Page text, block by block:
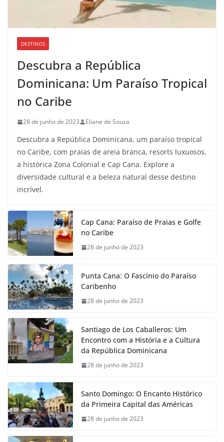
DESTINOS
Descubra a República
Dominicana: Um Paraíso Tropical
no Caribe
28 de junho de 2023 Eliane de Souza
Descubra a República Dominicana, um paraíso tropical
no Caribe, com praias de areia branca, resorts luxuosos,
a histórica Zona Colonial e Cap Cana. Explore a
diversidade cultural e a beleza natural desse destino
incrível.
Cap Cana: Paraíso de Praias e Golfe
no Caribe
28 de junho de 2023
Punta Cana: O Fascínio do Paraíso
Caribenho
28 de junho de 2023
Santiago de Los Caballeros: Um
Encontro com a História e a Cultura
da República Dominicana
28 de junho de 2023
Santo Domingo: O Encanto Histórico
da Primeira Capital das Américas
28 de junho de 2023